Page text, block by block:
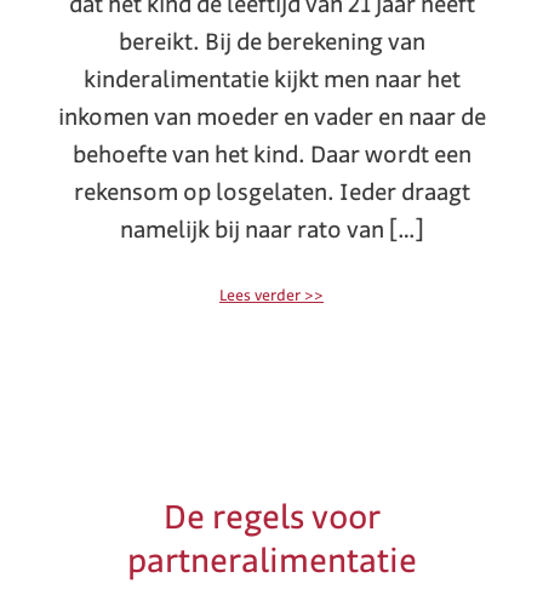
bereikt. Bij de berekening van
kinderalimentatie kijkt men naar het
inkomen van moeder en vader en naar de
behoefte van het kind. Daar wordt een
rekensom op losgelaten. Ieder draagt
namelijk bij naar rato van […]
Lees verder >>
De regels voor
partneralimentatie